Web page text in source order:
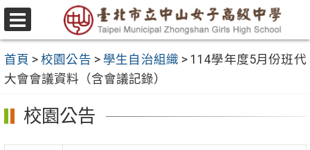
跳
至
要
內
容
區
選
單
首頁 >校園公告 > 學生自治組織 > 114學年度5月份班代
大會會議資料（含會議記錄）
校園公告